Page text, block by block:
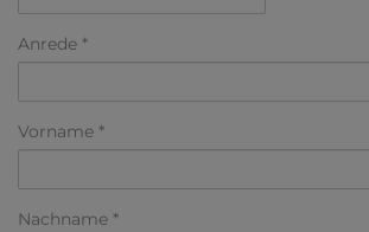
Anrede
Vorname
Nachname